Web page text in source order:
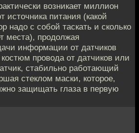
возникает миллион
источника питания (какой
надо с собой таскать и сколько
места), продолжая
информации от датчиков
провода от датчиков или
стабильно работающий
стеклом маски, которое,
защищать глаза в первую